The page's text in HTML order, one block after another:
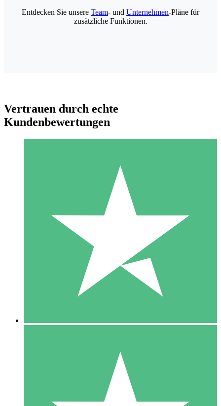
Individuelle Credit-Pakete
Zahlen Sie nach Bedarf mit Download-Credits. Keine
monatliche Verpflichtung erforderlich.
10 00
10 Downloads
20 00
Entdecken Sie unsere Team- und Unternehmen-Pläne für
zusätzliche Funktionen.
Vertrauen durch echte
Kundenbewertungen